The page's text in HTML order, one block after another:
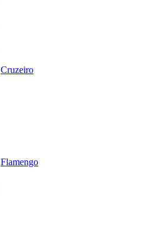
Cruzeiro
Flamengo